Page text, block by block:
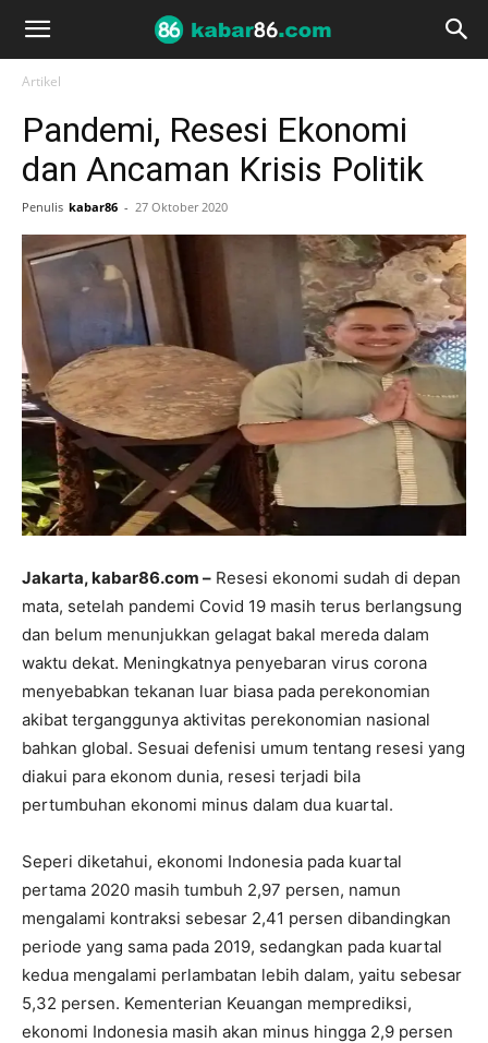
Artikel
Pandemi, Resesi Ekonomi
dan Ancaman Krisis Politik
Penulis kabar86 - 27 Oktober 2020
Jakarta, kabar86.com – Resesi ekonomi sudah di depan
mata, setelah pandemi Covid 19 masih terus berlangsung
dan belum menunjukkan gelagat bakal mereda dalam
waktu dekat. Meningkatnya penyebaran virus corona
menyebabkan tekanan luar biasa pada perekonomian
akibat terganggunya aktivitas perekonomian nasional
bahkan global. Sesuai defenisi umum tentang resesi yang
diakui para ekonom dunia, resesi terjadi bila
pertumbuhan ekonomi minus dalam dua kuartal.
Seperi diketahui, ekonomi Indonesia pada kuartal
pertama 2020 masih tumbuh 2,97 persen, namun
mengalami kontraksi sebesar 2,41 persen dibandingkan
periode yang sama pada 2019, sedangkan pada kuartal
kedua mengalami perlambatan lebih dalam, yaitu sebesar
5,32 persen. Kementerian Keuangan memprediksi,
ekonomi Indonesia masih akan minus hingga 2,9 persen